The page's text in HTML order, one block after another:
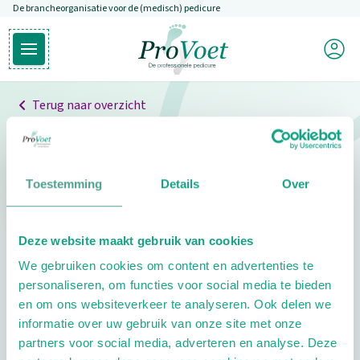
Toestemming Details Over
Deze website maakt gebruik van cookies
We gebruiken cookies om content en advertenties te
personaliseren, om functies voor social media te bieden
en om ons websiteverkeer te analyseren. Ook delen we
informatie over uw gebruik van onze site met onze
partners voor social media, adverteren en analyse. Deze
Overslaan en naar de inhoud gaan
De brancheorganisatie voor de (medisch) pedicure
Open hoofdmenu
Ga naar de homepagina
Mijn
Terug naar overzicht
Professionals
Pedicure niet gevonden
pedicure.